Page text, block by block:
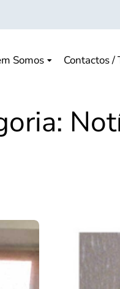
Somos Contactos /